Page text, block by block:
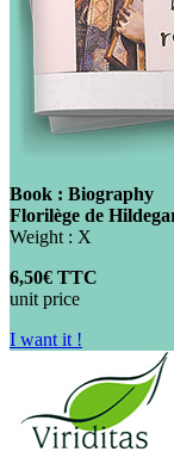
Book : Biography
Florilège de
Weight : X
6,50€ TTC
unit price
I want it !